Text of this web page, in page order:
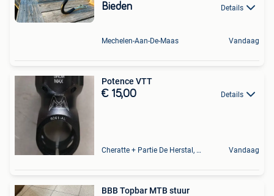
Bieden Details
Mechelen-Aan-De-Maas Vandaag
Potence VTT
€ 15,00 Details
Cheratte + Partie De Herstal, Wandre Vandaag
BBB Topbar MTB stuur